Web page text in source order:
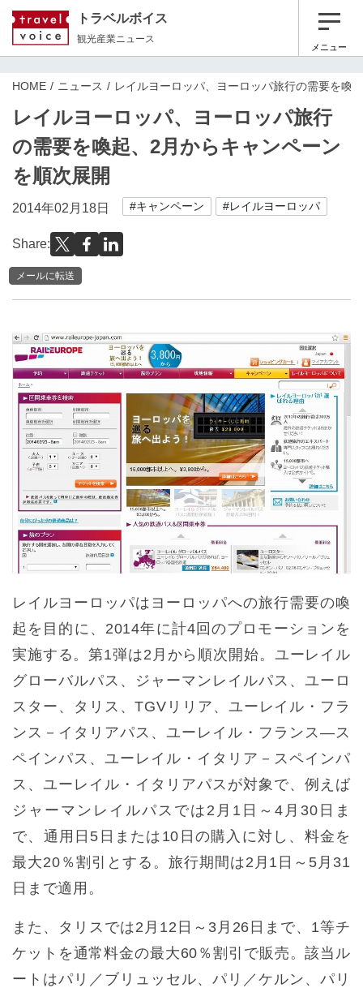
トラベルボイス
観光産業ニュース
メニュー
HOME ニュース レイルヨーロッパ、ヨーロッパ旅行の需要を喚
レイルヨーロッパ、ヨーロッパ旅行
の需要を喚起、2月からキャンペーン
を順次展開
2014年02月18日 #キャンペーン #レイルヨーロッパ
Share:
メールに転送
レイルヨーロッパはヨーロッパへの旅行需要の喚
起を目的に、2014年に計4回のプロモーションを
実施する。第1弾は2月から順次開始。ユーレイル
グローバルパス、ジャーマンレイルパス、ユーロ
スター、タリス、TGVリリア、ユーレイル・フラ
ンス－イタリアパス、ユーレイル・フランス—ス
ペインパス、ユーレイル・イタリア－スペインパ
ス、ユーレイル・イタリアパスが対象で、例えば
ジャーマンレイルパスでは2月1日～4月30日ま
で、通用日5日または10日の購入に対し、料金を
最大20％割引とする。旅行期間は2月1日～5月31
日まで適用。
また、タリスでは2月12日～3月26日まで、1等チ
ケットを通常料金の最大60％割引で販売。該当ル
ートはパリ／ブリュッセル、パリ／ケルン、パリ